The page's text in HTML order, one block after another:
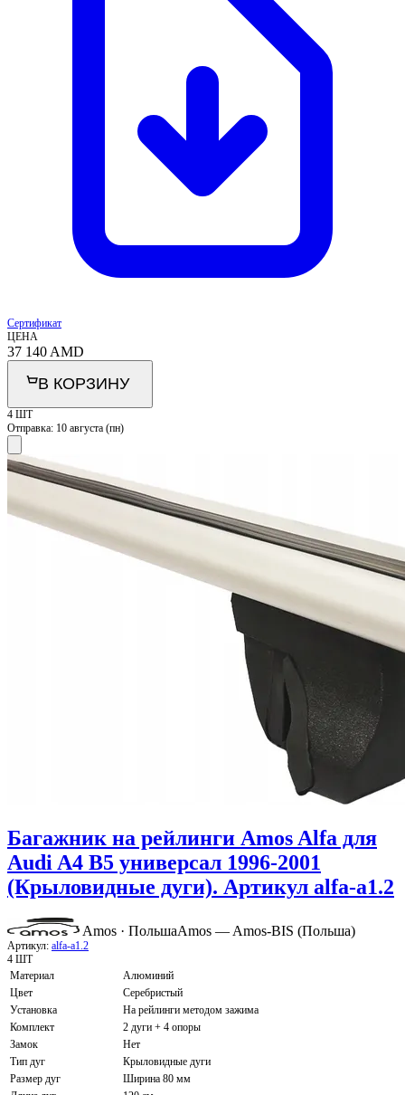
Сертификат
ЦЕНА
37 140 AMD
В КОРЗИНУ
4 ШТ
Отправка: 10 августа (пн)
Багажник на рейлинги Amos Alfa для
Audi A4 B5 универсал 1996-2001
(Крыловидные дуги). Артикул alfa-a1.2
Amos · ПольшаAmos — Amos-BIS (Польша)
Артикул: alfa-a1.2
4 ШТ
Материал
Алюминий
Цвет
Серебристый
Установка
На рейлинги методом зажима
Комплект
2 дуги + 4 опоры
Замок
Нет
Тип дуг
Крыловидные дуги
Размер дуг
Ширина 80 мм